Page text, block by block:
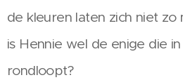
de kleuren laten zich niet zo
is Hennie wel de enige die
rondloopt?